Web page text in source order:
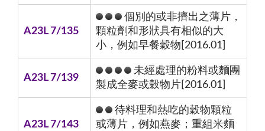
A23L 7/135
個別的或非擠出之薄片，
顆粒劑和形狀具有相似的大
小，例如早餐穀物[2016.01]
A23L 7/139
未經處理的粉料或麵團
製成全麥或穀物片[2016.01]
A23L 7/143
待料理和熱吃的穀物顆粒
或薄片，例如燕麥；重組米麵